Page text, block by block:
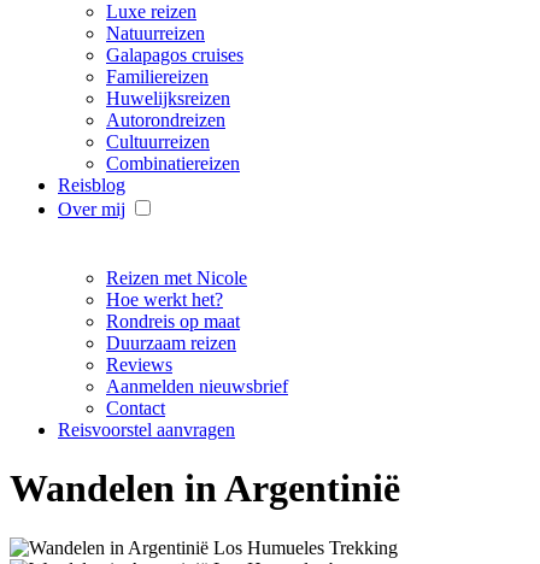
Luxe reizen
Natuurreizen
Galapagos cruises
Familiereizen
Huwelijksreizen
Autorondreizen
Cultuurreizen
Combinatiereizen
Reisblog
Over mij
Reizen met Nicole
Hoe werkt het?
Rondreis op maat
Duurzaam reizen
Reviews
Aanmelden nieuwsbrief
Contact
Reisvoorstel aanvragen
Wandelen in Argentinië